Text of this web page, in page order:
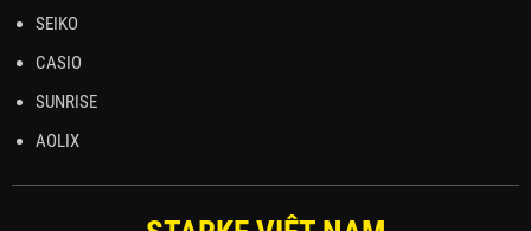
SEIKO
CASIO
SUNRISE
AOLIX